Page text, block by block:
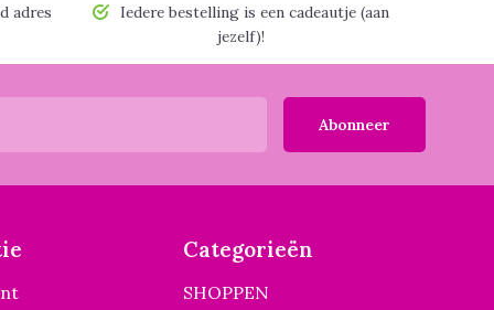
adres
Iedere bestelling is een cadeautje (aan
jezelf)!
Abonneer
Categorieën
SHOPPEN